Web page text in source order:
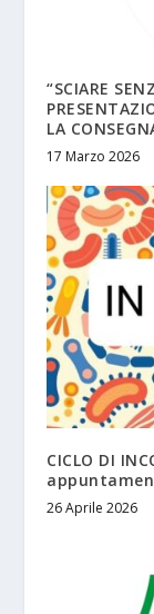
“SCIARE
LA
17 Marzo 2026
CICLO DI
26 Aprile 2026